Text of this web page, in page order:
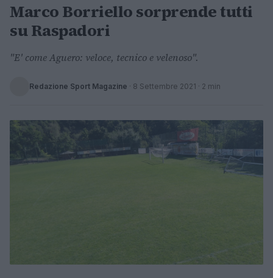
Marco Borriello sorprende tutti
su Raspadori
"E' come Aguero: veloce, tecnico e velenoso".
Redazione Sport Magazine · 8 Settembre 2021 · 2 min